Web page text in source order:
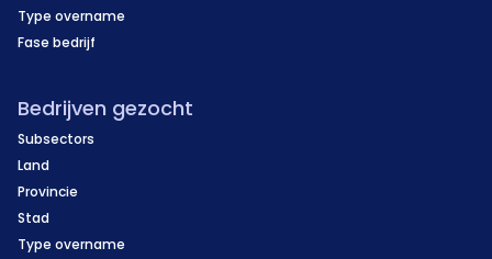
Type overname
Fase bedrijf
Bedrijven gezocht
Subsectors
Land
Provincie
Stad
Type overname